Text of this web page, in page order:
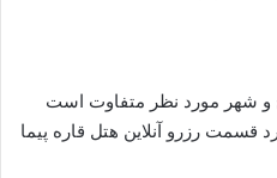
و شهر مورد نظر متفاوت است
قسمت رزرو آنلاین هتل قاره پیما